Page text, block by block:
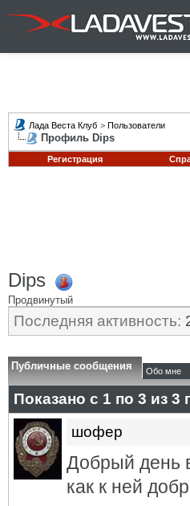
Лада Веста Клуб > Пользователи
Профиль Dips
Регистрация
Dips
Продвинутый
Последняя активность:
Публичные сообщения Обо мне
Показано с 1 по 3 из 3
шофер
Добрый день
как к ней